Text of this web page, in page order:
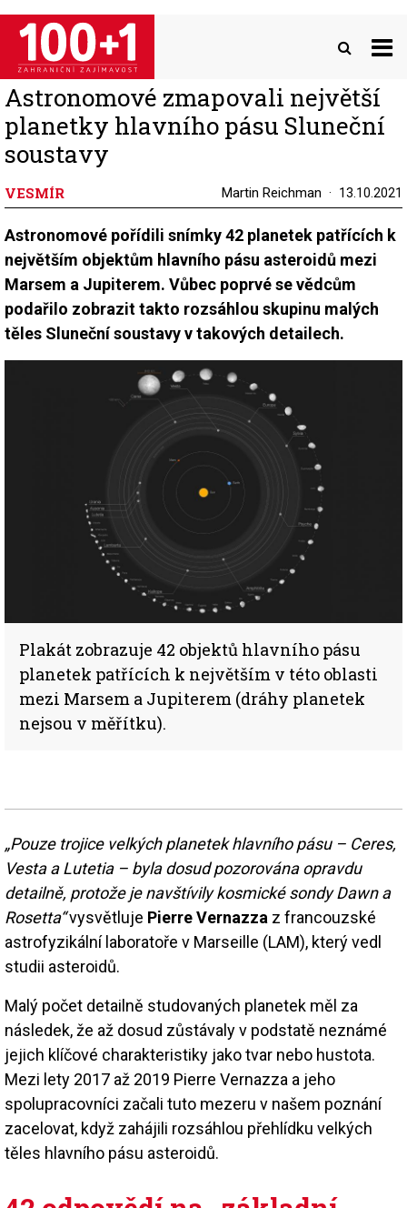
Přejít
hlavnímu
obsahu
Astronomové zmapovali největší
planetky hlavního pásu Sluneční
soustavy
VESMÍR Martin Reichman 13.10.2021
Astronomové pořídili snímky 42 planetek patřících k
největším objektům hlavního pásu asteroidů mezi
Marsem a Jupiterem. Vůbec poprvé se vědcům
podařilo zobrazit takto rozsáhlou skupinu malých
těles Sluneční soustavy v takových detailech.
Plakát zobrazuje 42 objektů hlavního pásu
planetek patřících k největším v této oblasti
mezi Marsem a Jupiterem (dráhy planetek
nejsou v měřítku).
„Pouze trojice velkých planetek hlavního pásu – Ceres,
Vesta a Lutetia – byla dosud pozorována opravdu
detailně, protože je navštívily kosmické sondy Dawn a
Rosetta“vysvětluje Pierre Vernazza z francouzské
astrofyzikální laboratoře v Marseille (LAM), který vedl
studii asteroidů.
Malý počet detailně studovaných planetek měl za
následek, že až dosud zůstávaly v podstatě neznámé
jejich klíčové charakteristiky jako tvar nebo hustota.
Mezi lety 2017 až 2019 Pierre Vernazza a jeho
spolupracovníci začali tuto mezeru v našem poznání
zacelovat, když zahájili rozsáhlou přehlídku velkých
těles hlavního pásu asteroidů.